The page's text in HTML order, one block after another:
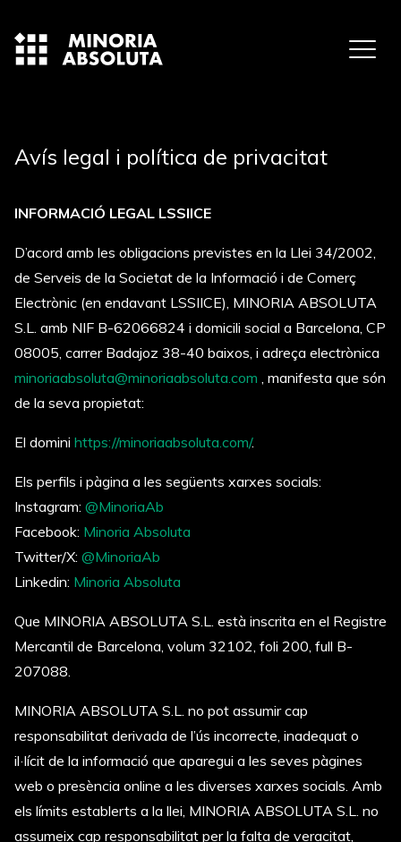
Avís legal i política de privacitat
INFORMACIÓ LEGAL LSSIICE
D’acord amb les obligacions previstes en la Llei 34/2002,
de Serveis de la Societat de la Informació i de Comerç
Electrònic (en endavant LSSIICE), MINORIA ABSOLUTA
S.L. amb NIF B-62066824 i domicili social a Barcelona, CP
08005, carrer Badajoz 38-40 baixos, i adreça electrònica
minoriaabsoluta@minoriaabsoluta.com , manifesta que són
de la seva propietat:
El domini https://minoriaabsoluta.com/.
Els perfils i pàgina a les següents xarxes socials:
Instagram: @MinoriaAb
Facebook: Minoria Absoluta
Twitter/X: @MinoriaAb
Linkedin: Minoria Absoluta
Que MINORIA ABSOLUTA S.L. està inscrita en el Registre
Mercantil de Barcelona, volum 32102, foli 200, full B-
207088.
MINORIA ABSOLUTA S.L. no pot assumir cap
responsabilitat derivada de l’ús incorrecte, inadequat o
il·lícit de la informació que aparegui a les seves pàgines
web o presència online a les diverses xarxes socials. Amb
els límits establerts a la llei, MINORIA ABSOLUTA S.L. no
assumeix cap responsabilitat per la falta de veracitat,